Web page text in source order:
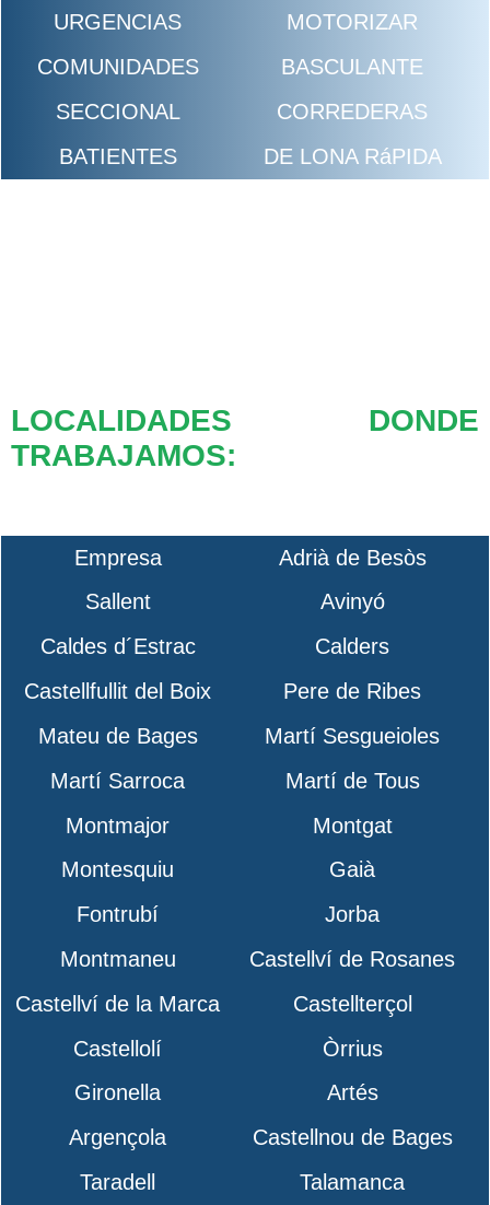
URGENCIAS
MOTORIZAR
COMUNIDADES
BASCULANTE
SECCIONAL
CORREDERAS
BATIENTES
DE LONA RáPIDA
LOCALIDADES DONDE
TRABAJAMOS:
Empresa
Adrià de Besòs
Sallent
Avinyó
Caldes d´Estrac
Calders
Castellfullit del Boix
Pere de Ribes
Mateu de Bages
Martí Sesgueioles
Martí Sarroca
Martí de Tous
Montmajor
Montgat
Montesquiu
Gaià
Fontrubí
Jorba
Montmaneu
Castellví de Rosanes
Castellví de la Marca
Castellterçol
Castellolí
Òrrius
Gironella
Artés
Argençola
Castellnou de Bages
Taradell
Talamanca